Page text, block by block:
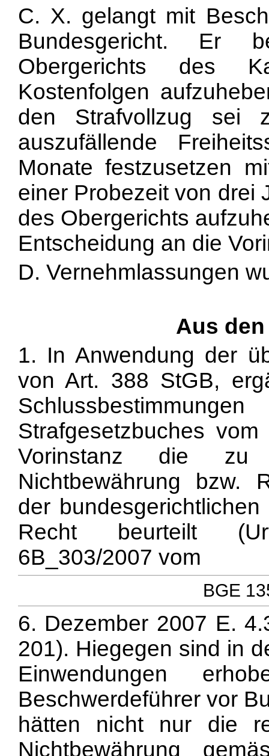
C. X. gelangt mit
Bundesgericht. Er
Obergerichts des
Kostenfolgen
den Strafvollzug sei
auszufällende
Monate festzusetzen
einer Probezeit von drei
des Obergerichts
Entscheidung an die
D. Vernehmlassungen
Aus
1. In Anwendung der
von Art. 388 StGB,
Strafgesetzbuches
Vorinstanz die zu
Nichtbewährung bzw.
der
Recht beurteilt
6B_303/2007 vom
BGE
6. Dezember 2007 E.
201). Hiegegen sind in
Einwendungen
Beschwerdeführer vor
hätten nicht nur die
Nichtbewährung